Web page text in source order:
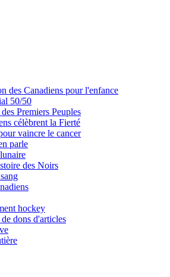
des Canadiens pour l'enfance
50/50
Premiers Peuples
célèbrent la Fierté
vaincre le cancer
parle
des Noirs
hockey
dons d'articles